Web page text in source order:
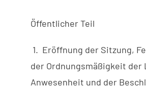
Öffentlicher Teil
1. Eröffnung der Sitzung,
der Ordnungsmäßigkeit der
Anwesenheit und der